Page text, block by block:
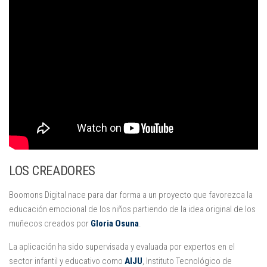
LOS CREADORES
Boomons Digital nace para dar forma a un proyecto que favorezca la
educación emocional de los niños partiendo de la idea original de los
muñecos creados por Gloria Osuna.
La aplicación ha sido supervisada y evaluada por expertos en el
sector infantil y educativo como AIJU, Instituto Tecnológico de